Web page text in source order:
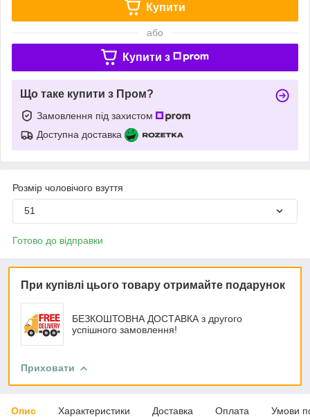
Купити
або
Купити з
Що таке купити з Пром?
Замовлення під захистом
Доступна доставка
Розмір чоловічого взуття
51
Готово до відправки
При купівлі цього товару отримайте подарунок
БЕЗКОШТОВНА ДОСТАВКА з другого
успішного замовлення!
Приховати
Опис Характеристики Доставка Оплата Умови